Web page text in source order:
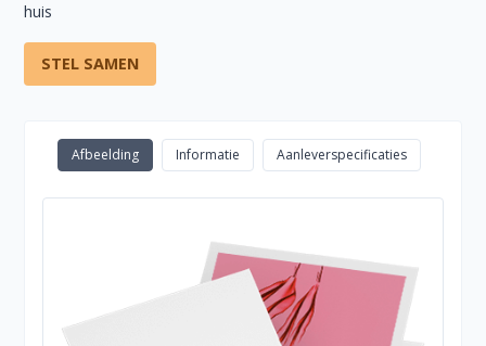
huis
STEL SAMEN
Afbeelding Informatie Aanleverspecificaties